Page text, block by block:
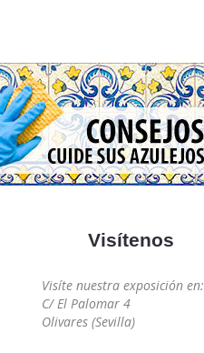
Visítenos
Visíte nuestra exposición en:
C/ El Palomar 4
Olivares (Sevilla)